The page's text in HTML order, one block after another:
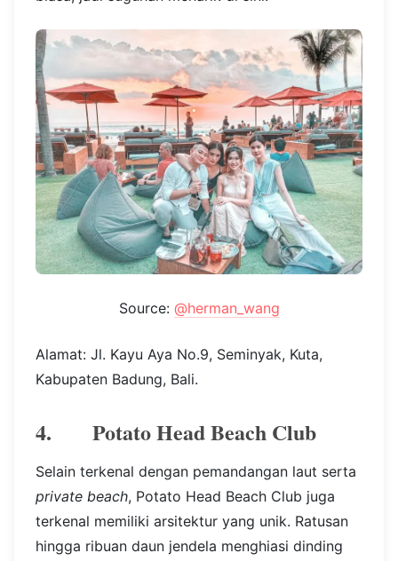
Source: @herman_wang
Alamat: Jl. Kayu Aya No.9, Seminyak, Kuta,
Kabupaten Badung, Bali.
4. Potato Head Beach Club
Selain terkenal dengan pemandangan laut serta
private beach, Potato Head Beach Club juga
terkenal memiliki arsitektur yang unik. Ratusan
hingga ribuan daun jendela menghiasi dinding